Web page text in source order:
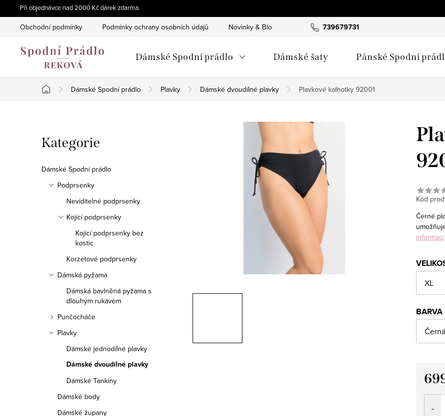
na
obsah
Při objednávce nad 2000 Kč dárek zdarma.
739679731
Obchodní podmínky Podmínky ochrany osobních údajů Novinky & Blog
Dámské Spodní prádlo Dámské šaty Pánské Spodní
Domů
Dámské Spodní prádlo Plavky Dámské dvoudílné plavky Plavkové kalhotky 92001
o
s
Přeskočit
kategorie
Kategorie
Dámské Spodní prádlo
Podprsenky
Neviditelné podprsenky
Kojící podprsenky
Kojící podprsenky bez
kostic
Korzetové podprsenky
Dámská pyžama
Dámská bavlněná pyžama s
dlouhým rukávem
Punčocháče
Plavky
Dámské jednodílné plavky
Dámské dvoudílné plavky
Dámské Tankiny
Dámské body
Dámské župany
Kód
Černé
informací
BARVA
Měrná